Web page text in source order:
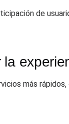
de
más